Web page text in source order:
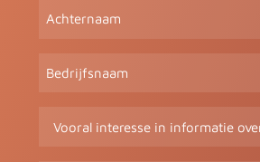
Achternaam
Bedrijfsnaam